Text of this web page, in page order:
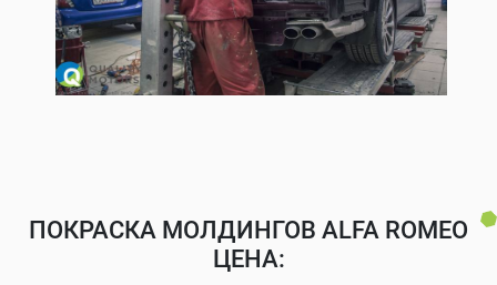
ПОКРАСКА МОЛДИНГОВ ALFA ROMEO
ЦЕНА: